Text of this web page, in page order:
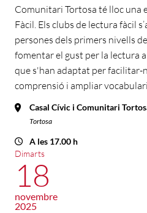
Comunitari Tortosa té lloc una
Fàcil. Els clubs de lectura fàcil
persones dels primers nivells
fomentar el gust per la lectura
que s'han adaptat per facilitar-
comprensió i ampliar
Casal Cívic i Comunitari
Tortosa
A les 17.00 h
Dimarts
18
novembre
2025